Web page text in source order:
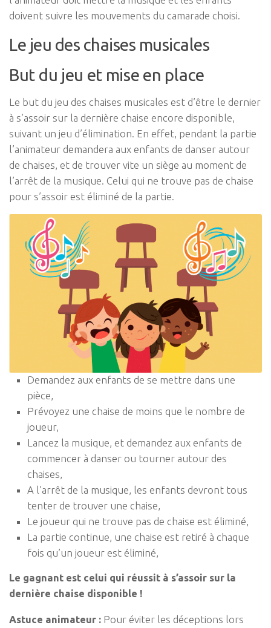
doivent suivre les mouvements du camarade choisi.
Le jeu des chaises musicales
But du jeu et mise en place
Le but du jeu des chaises musicales est d’être le dernier
à s’assoir sur la dernière chaise encore disponible,
suivant un jeu d’élimination. En effet, pendant la partie
l’animateur demandera aux enfants de danser autour
de chaises, et de trouver vite un siège au moment de
l’arrêt de la musique. Celui qui ne trouve pas de chaise
pour s’assoir est éliminé de la partie.
Demandez aux enfants de se mettre dans une
pièce,
Prévoyez une chaise de moins que le nombre de
joueur,
Lancez la musique, et demandez aux enfants de
commencer à danser ou tourner autour des
chaises,
A l’arrêt de la musique, les enfants devront tous
tenter de trouver une chaise,
Le joueur qui ne trouve pas de chaise est éliminé,
La partie continue, une chaise est retiré à chaque
fois qu’un joueur est éliminé,
Le gagnant est celui qui réussit à s’assoir sur la
dernière chaise disponible !
Astuce animateur : Pour éviter les déceptions lors